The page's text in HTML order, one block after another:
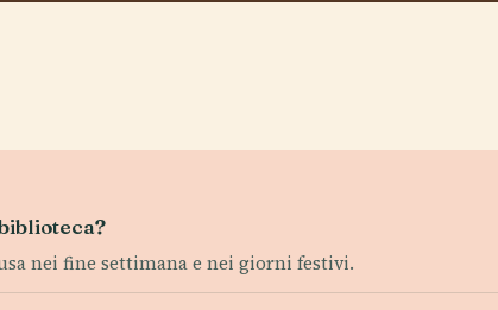
nei fine settimana e nei giorni festivi.